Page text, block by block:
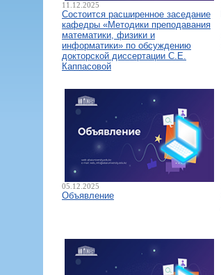
11.12.2025
Состоится расширенное заседание
кафедры «Методики преподавания
математики, физики и
информатики» по обсуждению
докторской диссертации С.Е.
Каппасовой
05.12.2025
Объявление